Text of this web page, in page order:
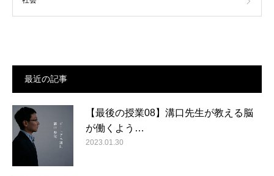
最近の記事
【最後の授業08】溝口先生が教える脳
が働くよう…
2023.01.30